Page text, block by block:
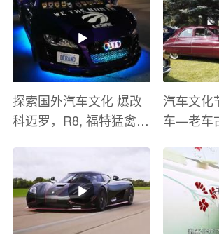
探索国外汽车文化 爆改
科迈罗，R8, 福特猛禽
汽车文化
车—老车